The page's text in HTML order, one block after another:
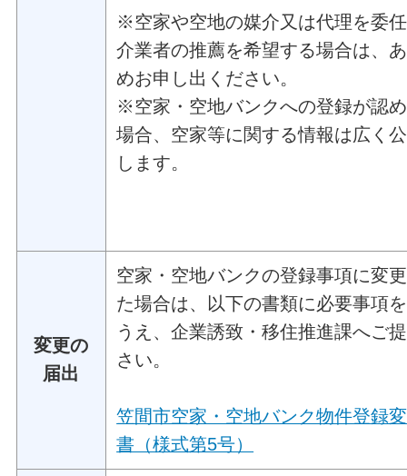
※空家や空地の媒介又は代理を委
介業者の推薦を希望する場合は、
めお申し出ください。
※空家・空地バンクへの登録が認
場合、空家等に関する情報は広く
します。
変更の
届出
空家・空地バンクの登録事項に変
た場合は、以下の書類に必要事項
うえ、企業誘致・移住推進課へご
さい。
笠間市空家・空地バンク物件登録
書（様式第5号）